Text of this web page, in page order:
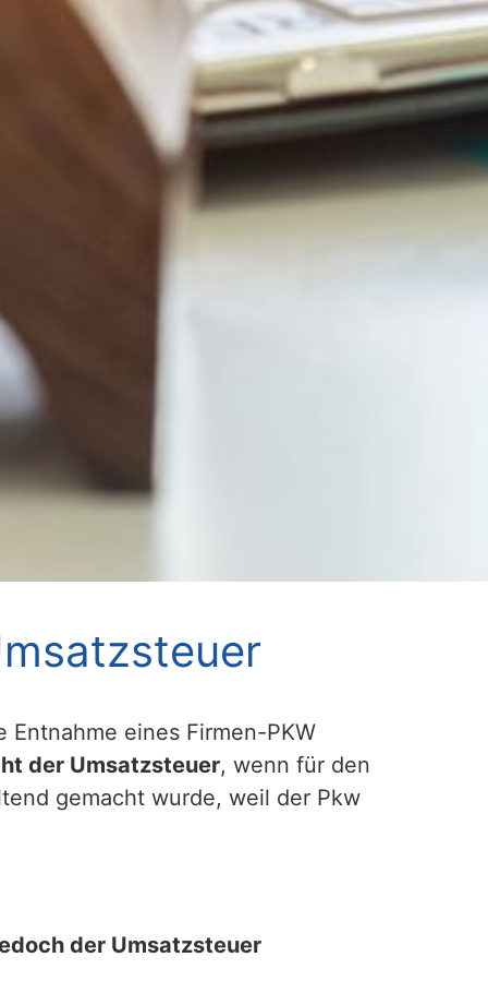
eines Firmen-PKW
der Umsatzsteuer, wenn für den
gemacht wurde, weil der Pkw
der Umsatzsteuer